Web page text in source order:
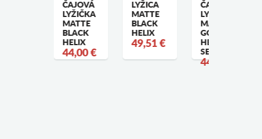
ČAJOVÁ
LYŽIČKA
MATTE
BLACK
HELIX
44,00 €
LYŽICA
MATTE
BLACK
HELIX
49,51 €
ČAJOVÁ
LYŽIČKA
MATTE
GOLD
HELIX -
SET/6
44,00 €